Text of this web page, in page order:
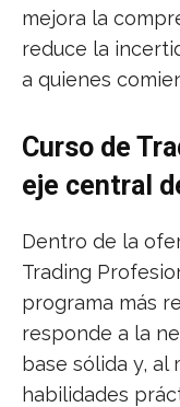
mejora la
reduce la
a quienes
Curso de
eje central
Dentro de la
Trading
programa más
responde a la
base sólida y, al
habilidades